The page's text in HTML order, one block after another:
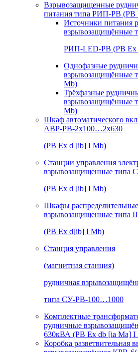
Взрывозащищенные
питания типа РИП-РВ (РВ
Источники питания
взрывозащищённые
РИП-LED-РВ (РВ Ex
Однофазные
взрывозащищённые
Mb)
Трёхфазные
взрывозащищённые
Mb)
Шкаф автоматического
АВР-РВ-2х100…2х630
(РВ Ex d [ib] I Mb)
Станции управления
взрывозащищенные
(РВ Ex d [ib] I Mb)
Шкафы
взрывозащищенные
(РВ Ex d[ib] I Mb)
Станция управления
(магнитная станция)
рудничная
типа СУ-РВ-100…1000
Комплектные
рудничные
630кВА (РВ Ex db [ia Ma] I
Коробка разветвительная